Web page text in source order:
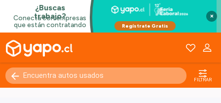
×
FILTRAR
Kilómetros 0 - 250000+